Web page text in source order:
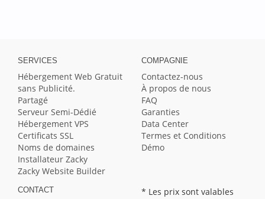
SERVICES
Hébergement Web Gratuit
sans Publicité.
Partagé
Serveur Semi-Dédié
Hébergement VPS
Certificats SSL
Noms de domaines
Installateur Zacky
Zacky Website Builder
COMPAGNIE
Contactez-nous
À propos de nous
FAQ
Garanties
Data Center
Termes et Conditions
Démo
CONTACT
* Les prix sont valables